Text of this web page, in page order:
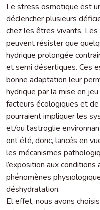
Le stress osmotique est
déclencher plusieurs
chez les êtres vivants.
peuvent résister que
hydrique prolongée
et semi désertiques. Ces
bonne adaptation leur
hydrique par la mise en
facteurs écologiques et
pourraient impliquer les
et/ou l'astroglie
ont été, donc, lancés en
les mécanismes
l’exposition aux conditions
phénomènes
déshydratation.
El effet, nous avons